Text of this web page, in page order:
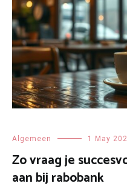
Algemeen 1 May
Zo vraag je
aan bij rabobank